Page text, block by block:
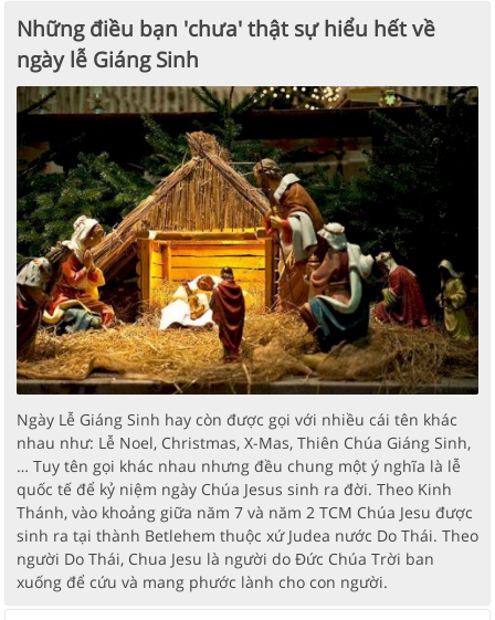
Những điều bạn 'chưa' thật sự hiểu hết về
ngày lễ Giáng Sinh
Ngày Lễ Giáng Sinh hay còn được gọi với nhiều cái tên khác
nhau như: Lễ Noel, Christmas, X-Mas, Thiên Chúa Giáng Sinh,
… Tuy tên gọi khác nhau nhưng đều chung một ý nghĩa là lễ
quốc tế để kỷ niệm ngày Chúa Jesus sinh ra đời. Theo Kinh
Thánh, vào khoảng giữa năm 7 và năm 2 TCM Chúa Jesu được
sinh ra tại thành Betlehem thuộc xứ Judea nước Do Thái. Theo
người Do Thái, Chua Jesu là người do Đức Chúa Trời ban
xuống để cứu và mang phước lành cho con người.